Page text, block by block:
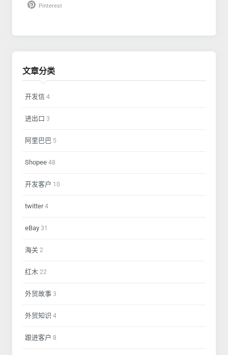
Pinterest
文章分类
开发信 4
进出口 3
阿里巴巴 5
Shopee 48
开发客户 10
twitter4
eBay 31
海关 2
红木 22
外贸故事 3
外贸知识 4
跟进客户 8